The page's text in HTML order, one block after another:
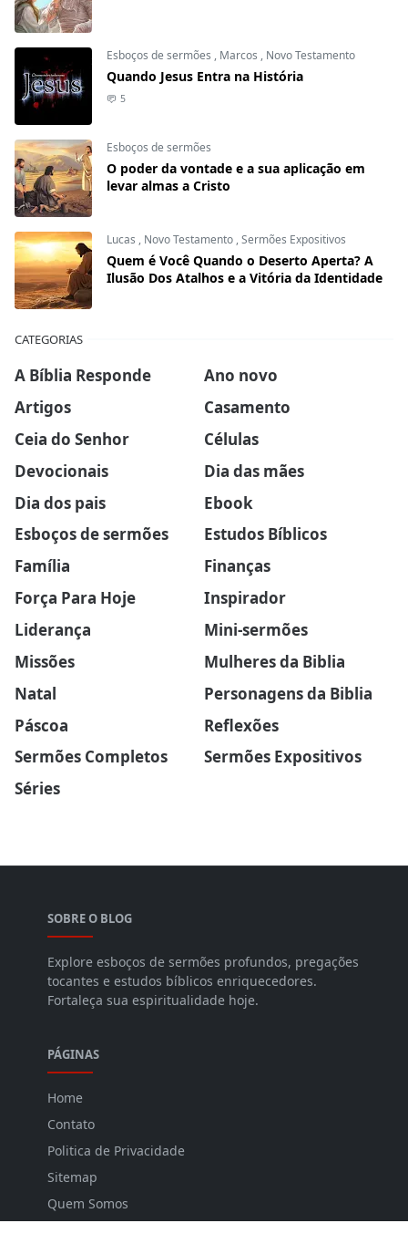
Esboços de sermões , Marcos , Novo Testamento
Quando Jesus Entra na História
5
Esboços de sermões
O poder da vontade e a sua aplicação em
levar almas a Cristo
Lucas , Novo Testamento ,Sermões Expositivos
Quem é Você Quando o Deserto Aperta? A
Ilusão Dos Atalhos e a Vitória da Identidade
CATEGORIAS
A Bíblia Responde
Ano novo
Artigos
Casamento
Ceia do Senhor
Células
Devocionais
Dia das mães
Dia dos pais
Ebook
Esboços de sermões
Estudos Bíblicos
Família
Finanças
Força Para Hoje
Inspirador
Liderança
Mini-sermões
Missões
Mulheres da Biblia
Natal
Personagens da Biblia
Páscoa
Reflexões
Sermões Completos
Sermões Expositivos
Séries
SOBRE O BLOG
Explore esboços de sermões profundos, pregações
tocantes e estudos bíblicos enriquecedores.
Fortaleça sua espiritualidade hoje.
PÁGINAS
Home
Contato
Politica de Privacidade
Sitemap
Quem Somos